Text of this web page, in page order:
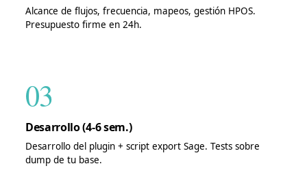
Alcance de flujos, frecuencia, mapeos, gestión HPOS.
Presupuesto firme en 24h.
03
Desarrollo (4-6 sem.)
Desarrollo del plugin + script export Sage. Tests sobre
dump de tu base.